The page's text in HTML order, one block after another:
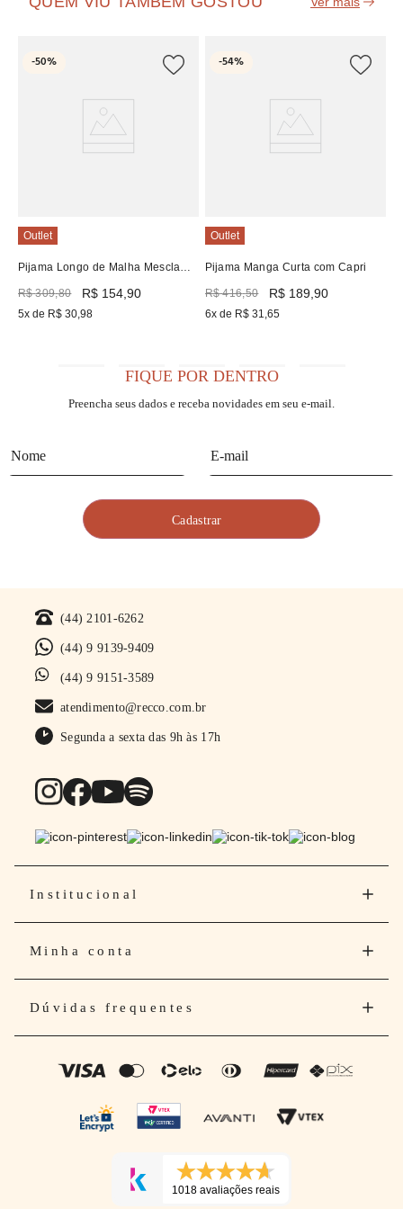
-50%
Outlet
Pijama Longo de Malha Mescla
R$ 309,80 R$ 154 ,90
5x de R$ 30,98
-54%
Outlet
Pijama Manga Curta com Capri
R$ 416,50 R$ 189 ,90
6x de R$ 31,65
FIQUE POR DENTRO
Preencha seus dados e receba novidades em seu e-mail.
(44) 2101-6262
(44) 9 9139-9409
(44) 9 9151-3589
atendimento@recco.com.br
Segunda a sexta das 9h às 17h
Institucional
Minha conta
Dúvidas frequentes
1018 avaliações reais